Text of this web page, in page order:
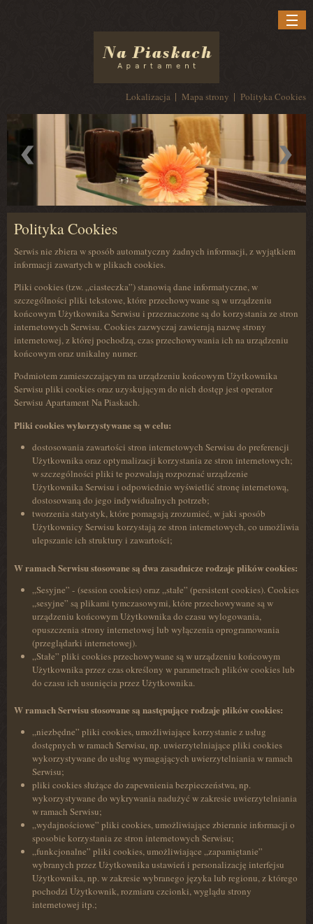
Menu odnośników dodatkowych
Lokalizacja Mapa strony Polityka Cookies
Polityka Cookies
Serwis nie zbiera w sposób automatyczny żadnych informacji, z wyjątkiem
informacji zawartych w plikach cookies.
Pliki cookies (tzw. „ciasteczka”) stanowią dane informatyczne, w
szczególności pliki tekstowe, które przechowywane są w urządzeniu
końcowym Użytkownika Serwisu i przeznaczone są do korzystania ze stron
internetowych Serwisu. Cookies zazwyczaj zawierają nazwę strony
internetowej, z której pochodzą, czas przechowywania ich na urządzeniu
końcowym oraz unikalny numer.
Podmiotem zamieszczającym na urządzeniu końcowym Użytkownika
Serwisu pliki cookies oraz uzyskującym do nich dostęp jest operator
Serwisu Apartament Na Piaskach.
Pliki cookies wykorzystywane są w celu:
dostosowania zawartości stron internetowych Serwisu do preferencji
Użytkownika oraz optymalizacji korzystania ze stron internetowych;
w szczególności pliki te pozwalają rozpoznać urządzenie
Użytkownika Serwisu i odpowiednio wyświetlić stronę internetową,
dostosowaną do jego indywidualnych potrzeb;
tworzenia statystyk, które pomagają zrozumieć, w jaki sposób
Użytkownicy Serwisu korzystają ze stron internetowych, co umożliwia
ulepszanie ich struktury i zawartości;
W ramach Serwisu stosowane są dwa zasadnicze rodzaje plików cookies:
„Sesyjne” - (session cookies) oraz „stałe” (persistent cookies). Cookies
„sesyjne” są plikami tymczasowymi, które przechowywane są w
urządzeniu końcowym Użytkownika do czasu wylogowania,
opuszczenia strony internetowej lub wyłączenia oprogramowania
(przeglądarki internetowej).
„Stałe” pliki cookies przechowywane są w urządzeniu końcowym
Użytkownika przez czas określony w parametrach plików cookies lub
do czasu ich usunięcia przez Użytkownika.
W ramach Serwisu stosowane są następujące rodzaje plików cookies:
„niezbędne” pliki cookies, umożliwiające korzystanie z usług
dostępnych w ramach Serwisu, np. uwierzytelniające pliki cookies
wykorzystywane do usług wymagających uwierzytelniania w ramach
Serwisu;
pliki cookies służące do zapewnienia bezpieczeństwa, np.
wykorzystywane do wykrywania nadużyć w zakresie uwierzytelniania
w ramach Serwisu;
„wydajnościowe” pliki cookies, umożliwiające zbieranie informacji o
sposobie korzystania ze stron internetowych Serwisu;
„funkcjonalne” pliki cookies, umożliwiające „zapamiętanie”
wybranych przez Użytkownika ustawień i personalizację interfejsu
Użytkownika, np. w zakresie wybranego języka lub regionu, z którego
pochodzi Użytkownik, rozmiaru czcionki, wyglądu strony
internetowej itp.;